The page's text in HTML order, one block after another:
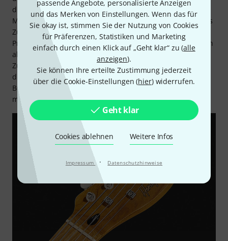
passende Angebote, personalisierte Anzeigen
und das Merken von Einstellungen. Wenn das für
Sie okay ist, stimmen Sie der Nutzung von Cookies
für Präferenzen, Statistiken und Marketing
einfach durch einen Klick auf „Geht klar“ zu (alle
anzeigen).
Sie können Ihre erteilte Zustimmung jederzeit
über die Cookie-Einstellungen (hier) widerrufen.
Geht klar
Cookies ablehnen Weitere Infos
Impressum · Datenschutzhinweise
die Hausmarke des Musikhauses Thomann auch jede
Menge Verstärker, Lautsprecher, Effektpedale und weiteres
Zubehör an. Insgesamt umfasst die Palette über 1.500
Produkte. Gefertigt von etablierten Herstellern, überzeugen
alle Artikel von Harley Benton durch Qualität,
Zuverlässigkeit und einen dennoch günstigen Preis. Durch
die ständige Erweiterung des Portfolios, bietet Harley
Benton so stets neue und innovative Produkte für den
musikalischen Alltag.